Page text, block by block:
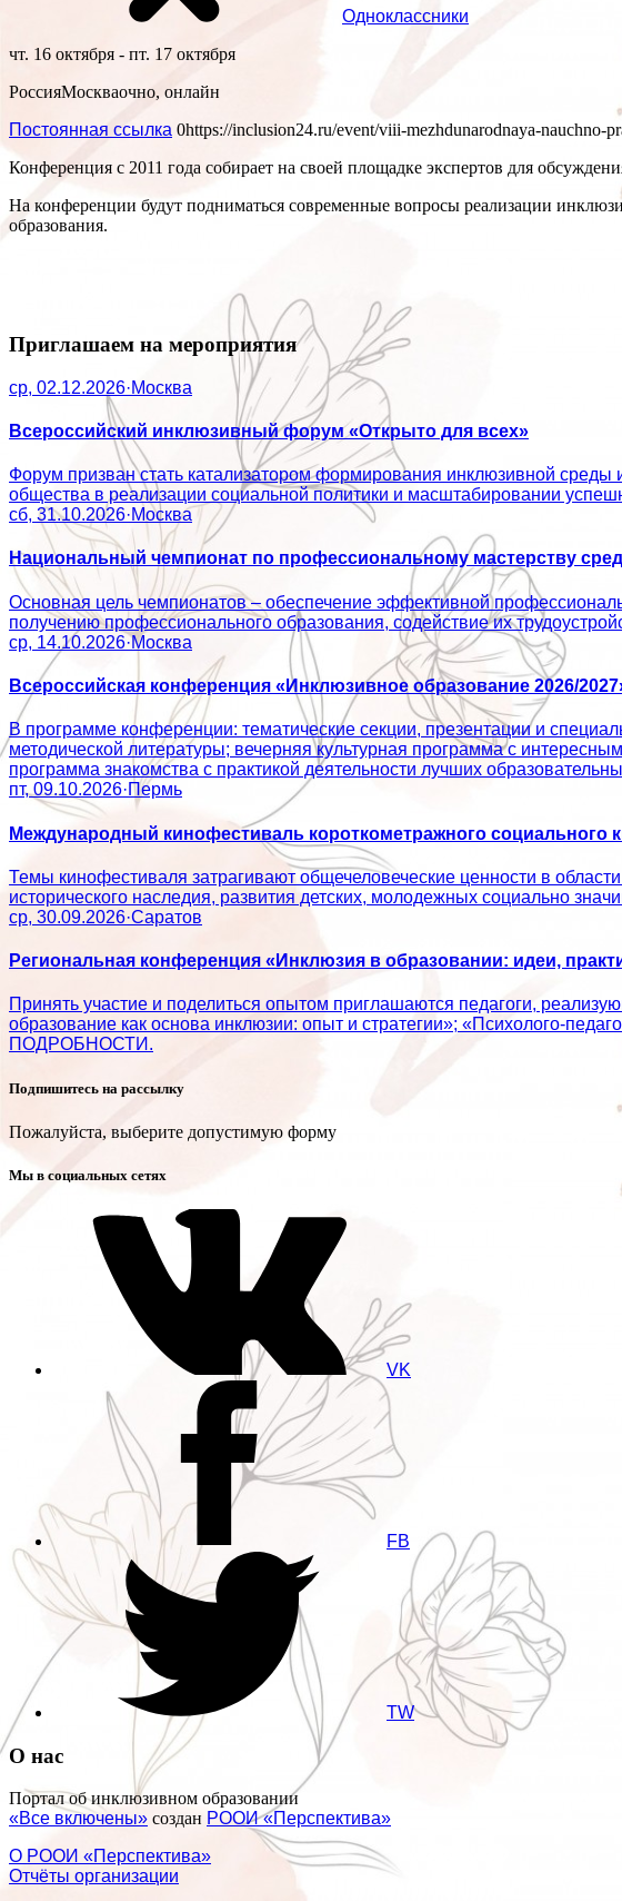
Одноклассники
чт. 16 октября - пт. 17 октября
РоссияМоскваочно, онлайн
Постоянная ссылка 0https://inclusion24.ru/event/viii-mezhdunarodnaya-
Конференция с 2011 года собирает на своей площадке экспертов для
На конференции будут подниматься современные вопросы реализации
образования.
Приглашаем на мероприятия
ср, 02.12.2026·Москва
Всероссийский инклюзивный форум «Открыто для всех»
Форум призван стать катализатором формирования инклюзивной среды
общества в реализации социальной политики и масштабировании
сб, 31.10.2026·Москва
Национальный чемпионат по профессиональному мастерству
Основная цель чемпионатов – обеспечение эффективной
получению профессионального образования, содействие их
ср, 14.10.2026·Москва
Всероссийская конференция «Инклюзивное образование 2026/
В программе конференции: тематические секции, презентации и
методической литературы; вечерняя культурная программа с
программа знакомства с практикой деятельности лучших
пт, 09.10.2026·Пермь
Международный кинофестиваль короткометражного социального
Темы кинофестиваля затрагивают общечеловеческие ценности в
исторического наследия, развития детских, молодежных
ср, 30.09.2026·Саратов
Региональная конференция «Инклюзия в образовании: идеи,
Принять участие и поделиться опытом приглашаются педагоги,
образование как основа инклюзии: опыт и стратегии»;
ПОДРОБНОСТИ.
Подпишитесь на рассылку
Пожалуйста, выберите допустимую форму
Мы в социальных сетях
VK
FB
TW
О нас
Портал об инклюзивном образовании
«Все включены» создан РООИ «Перспектива»
О РООИ «Перспектива»
Отчёты организации